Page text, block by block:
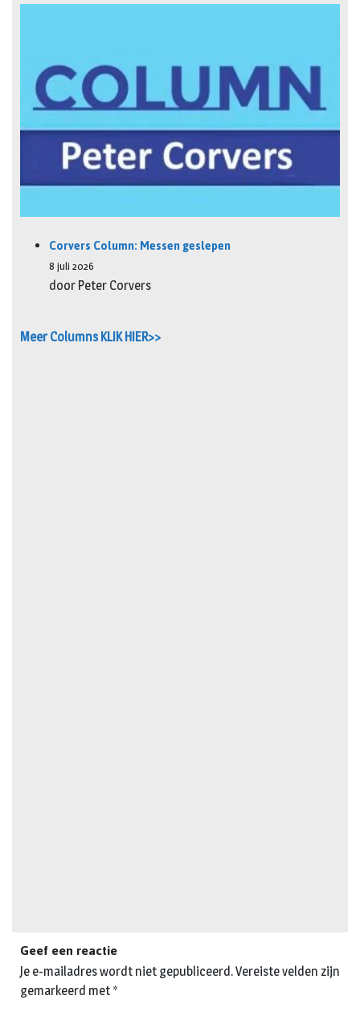
Corvers Column: Messen geslepen
8 juli 2026
door Peter Corvers
Meer Columns KLIK HIER>>
Geef een reactie
Je e-mailadres wordt niet gepubliceerd.Vereiste velden zijn
gemarkeerd met *